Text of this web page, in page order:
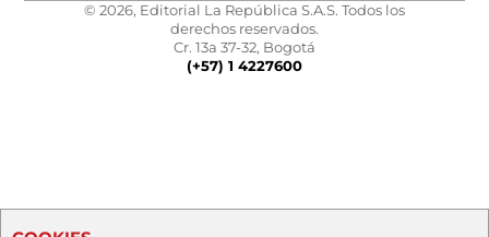
© 2026, Editorial La República S.A.S. Todos los
derechos reservados.
Cr. 13a 37-32, Bogotá
(+57) 1 4227600